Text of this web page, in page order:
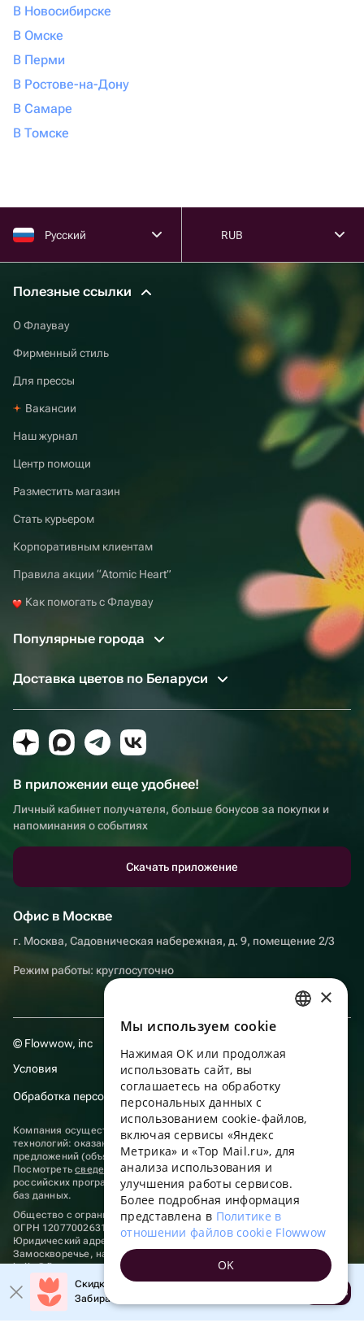
В Новосибирске
В Омске
В Перми
В Ростове-на-Дону
В Самаре
В Томске
Русский RUB
Полезные ссылки
О Флаувау
Фирменный стиль
Для прессы
Вакансии
Наш журнал
Центр помощи
Разместить магазин
Стать курьером
Корпоративным клиентам
Правила акции “Atomic Heart”
Как помогать с Флаувау
Популярные города
Доставка цветов по Беларуси
В приложении еще удобнее!
Личный кабинет получателя, больше бонусов за покупки и
напоминания о событиях
Скачать приложение
Офис в Москве
г. Москва, Садовническая набережная, д. 9, помещение 2/3
Режим работы: круглосуточно
© Flowwow, inc
Условия
Обработка персональных данных
Компания осуществляет деятельность в области информационных
технологий: оказание услуг в сети “Интернет” по размещению
предложений (объявлений) продавцов о реализации товаров.
Посмотретьсведения о программах, включенных в реестр
российских программ для электронных вычислительных машин и
баз данных.
Общество с ограниченной ответственностью «ФЛАУВАУ»
ОГРН 1207700263198, ИНН 9702020445
Юридический адрес: г. Москва, вн.тер. г. Муниципальный округ
Замоскворечье, наб. Садовническая, д. 9, помещ. 2/3.
hello@flowwow.com
8 800 555-16-15
Применяютсярекомендательные технологии
Скидка до 10% на первый заказ!
Забирайте промокод в приложении!
Открыть
ENGLISH
UKRAINIAN
PORTUGUESE
FRENCH
TURKISH
POLISH
×
Мы используем сookie
Нажимая ОК или продолжая
использовать сайт, вы
соглашаетесь на обработку
персональных данных с
использованием cookie-файлов,
включая сервисы «Яндекс
Метрика» и «Top Mail.ru», для
анализа использования и
улучшения работы сервисов.
Более подробная информация
представлена в Политике в
отношении файлов cookie Flowwow
OK